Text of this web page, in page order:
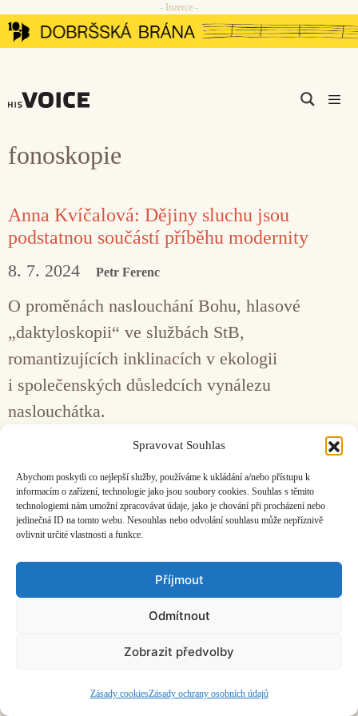
Spravovat Souhlas
Abychom poskytli co nejlepší služby, používáme k ukládání a/nebo přístupu k
informacím o zařízení, technologie jako jsou soubory cookies. Souhlas s těmito
technologiemi nám umožní zpracovávat údaje, jako je chování při procházení nebo
jedinečná ID na tomto webu. Nesouhlas nebo odvolání souhlasu může nepříznivě
ovlivnit určité vlastnosti a funkce.
Příjmout
Odmítnout
Zobrazit předvolby
Zásady cookiesZásady ochrany osobních údajů
Přeskočit
na
- Inzerce -
fonoskopie
Anna Kvíčalová: Dějiny sluchu jsou
podstatnou součástí příběhu modernity
8. 7. 2024 Petr Ferenc
O proměnách naslouchání Bohu, hlasové
„daktyloskopii“ ve službách StB,
romantizujících inklinacích v ekologii
i společenských důsledcích vynálezu
naslouchátka.
ČASOPIS O JINÉ HUDBĚ | vydáváHudební informační středisko
©2026 HISvoice – design a admin